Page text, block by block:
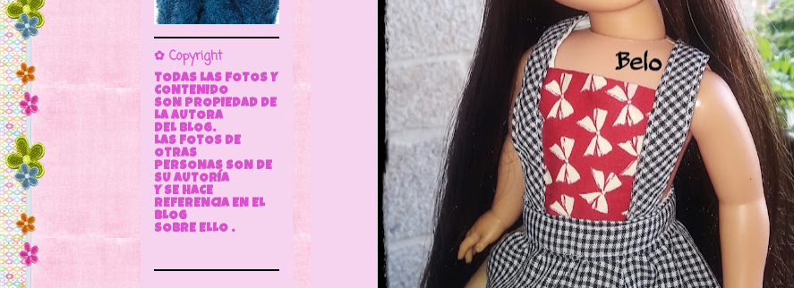
✿ Copyright
TODAS LAS FOTOS Y
CONTENIDO
SON PROPIEDAD DE
LA AUTORA
DEL BLOG.
LAS FOTOS DE
OTRAS
PERSONAS SON DE
SU AUTORÍA
Y SE HACE
REFERENCIA EN EL
BLOG
SOBRE ELLO .